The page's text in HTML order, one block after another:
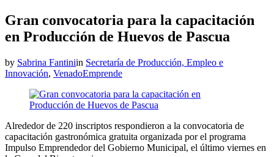
Gran convocatoria para la capacitación
en Producción de Huevos de Pascua
by Sabrina Fantiniin Secretaría de Producción, Empleo e
Innovación, VenadoEmprende
Alrededor de 220 inscriptos respondieron a la convocatoria de
capacitación gastronómica gratuita organizada por el programa
Impulso Emprendedor del Gobierno Municipal, el último viernes en